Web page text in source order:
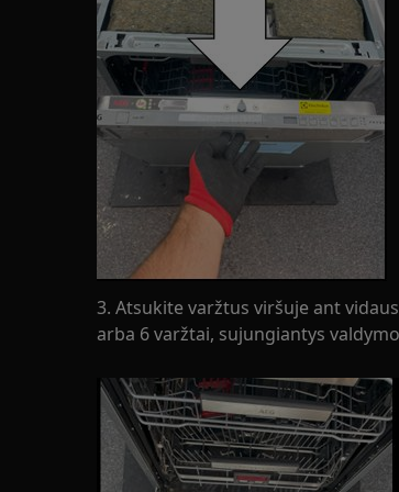
3. Atsukite varžtus viršuje ant
arba 6 varžtai, sujungiantys